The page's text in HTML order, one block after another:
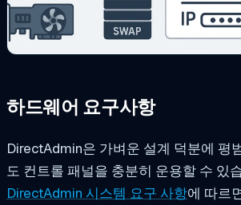
하드웨어 요구사항
DirectAdmin은 가벼운 설계 덕분에 평
도 컨트롤 패널을 충분히 운용할 수 있
DirectAdmin 시스템 요구 사항에 따르